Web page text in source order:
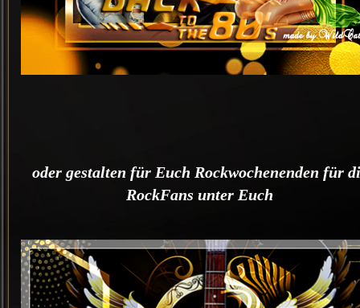
oder gestalten für Euch Rockwochenenden für
RockFans unter Euch